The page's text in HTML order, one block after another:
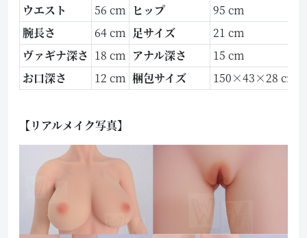
ウエスト
56 cm ヒップ
95 cm
腕長さ
64 cm 足サイズ
21 cm
ヴァギナ深さ 18 cm アナル深さ
15 cm
お口深さ
12 cm 梱包サイズ 150×43×28 cm
【リアルメイク写真】